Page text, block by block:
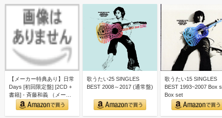
【メーカー特典あり】日常
Days [初回限定盤] [2CD +
書籍] - 斉藤和義 （メーカ
ー特…
歌うたい25 SINGLES
BEST 2008～2017 (通常盤)
歌うたい15 SINGLES
BEST 1993~2007 Box
Box set